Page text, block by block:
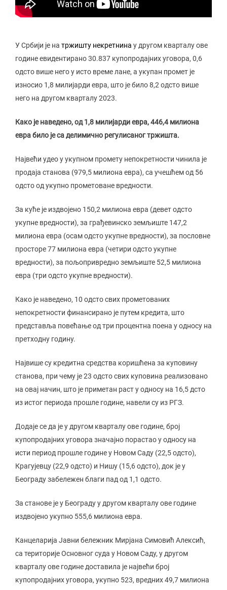
У Србији је на тржишту некретнина у другом кварталу ове
године евидентирано 30.837 купопродајних уговора, 0,6
одсто више него у исто време лане, а укупан промет је
износио 1,8 милијарди евра, што је било 8,2 одсто више
него на другом кварталу 2023.
Како је наведено, од 1,8 милијарди евра, 446,4 милиона
евра било је са делимично регулисаног тржишта.
Највећи удео у укупном промету непокретности чинила је
продаја станова (979,5 милиона евра), са учешћем од 56
одсто од укупно прометоване вредности.
За куће је издвојено 150,2 милиона евра (девет одсто
укупне вредности), за грађевинско земљиште 147,2
милиона евра (осам одсто укупне вредности), за пословне
просторе 77 милиона евра (четири одсто укупне
вредности), за пољопривредно земљиште 52,5 милиона
евра (три одсто укупне вредности).
Како је наведено, 10 одсто свих прометованих
непокретности финансирано је путем кредита, што
представља повећање од три процентна поена у односу на
претходну годину.
Највише су кредитна средства коришћена за куповину
станова, при чему је 23 одсто свих куповина реализовано
на овај начин, што је приметан раст у односу на 16,5 дсто
из истог периода прошле године, навели су из РГЗ.
Додаје се да је у другом кварталу ове године, број
купопродајних уговора значајно порастао у односу на
исти период прошле године у Новом Саду (22,5 одсто),
Крагујевцу (22,9 одсто) и Нишу (15,6 одсто), док је у
Београду забележен благи пад од 1,1 одсто.
За станове је у Београду у другом кварталу ове године
издвојено укупно 555,6 милиона евра.
Канцеларија Јавни бележник Мирјана Симовић Алексић,
са територије Основног суда у Новом Саду, у другом
кварталу ове године доставила је највећи број
купопродајних уговора, укупно 523, вредних 49,7 милиона